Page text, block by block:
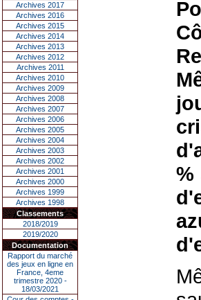
Archives 2017
Archives 2016
Archives 2015
Archives 2014
Archives 2013
Archives 2012
Archives 2011
Archives 2010
Archives 2009
Archives 2008
Archives 2007
Archives 2006
Archives 2005
Archives 2004
Archives 2003
Archives 2002
Archives 2001
Archives 2000
Archives 1999
Archives 1998
Classements
2018/2019
2019/2020
Documentation
Rapport du marché
des jeux en ligne en
France, 4eme
trimestre 2020 -
18/03/2021
%